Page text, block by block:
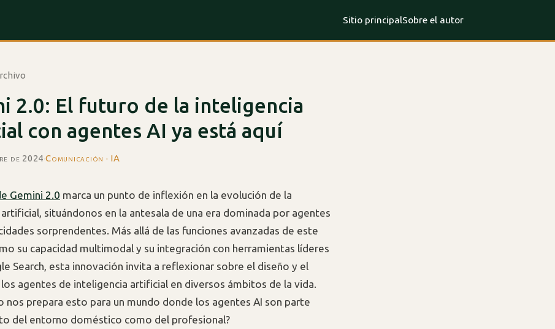
Sitio principalSobre el autor
2.0: El futuro de la inteligencia
con agentes AI ya está aquí
de 2024·Comunicación · IA
Gemini 2.0 marca un punto de inflexión en la evolución de la
situándonos en la antesala de una era dominada por agentes
sorprendentes. Más allá de las funciones avanzadas de este
su capacidad multimodal y su integración con herramientas líderes
Search, esta innovación invita a reflexionar sobre el diseño y el
agentes de inteligencia artificial en diversos ámbitos de la vida.
nos prepara esto para un mundo donde los agentes AI son parte
del entorno doméstico como del profesional?